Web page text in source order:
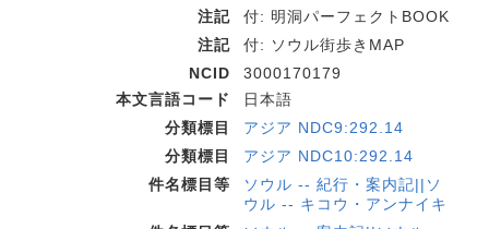
注記
付: 明洞パーフェクトBOOK
注記
付: ソウル街歩きMAP
NCID
3000170179
本文言語コード
日本語
分類標目
アジア NDC9:292.14
分類標目
アジア NDC10:292.14
件名標目等
ソウル -- 紀行・案内記||ソ
ウル -- キコウ・アンナイキ